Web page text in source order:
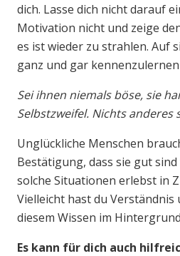
dich. Lasse dich nicht darauf
Motivation nicht und zeige
es ist wieder zu strahlen. Auf
ganz und gar
Sei ihnen niemals böse, sie
Selbstzweifel. Nichts anderes
Unglückliche Menschen
Bestätigung, dass sie gut sind
solche Situationen erlebst in
Vielleicht hast du Verständnis
diesem Wissen im
Es kann für dich auch